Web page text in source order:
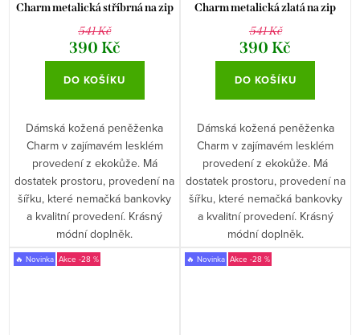
Charm metalická stříbrná na zip
541 Kč
390 Kč
DO KOŠÍKU
Dámská kožená peněženka
Charm v zajímavém lesklém
provedení z ekokůže. Má
dostatek prostoru, provedení na
šířku, které nemačká bankovky
a kvalitní provedení. Krásný
módní doplněk.
Charm metalická zlatá na zip
541 Kč
390 Kč
DO KOŠÍKU
Dámská kožená peněženka
Charm v zajímavém lesklém
provedení z ekokůže. Má
dostatek prostoru, provedení na
šířku, které nemačká bankovky
a kvalitní provedení. Krásný
módní doplněk.
🔥 Novinka -28 % 🔥 Novinka -28 %